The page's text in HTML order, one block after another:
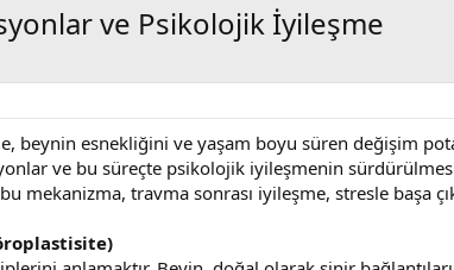
ve Psikolojik İyileşme
beynin esnekliğini ve yaşam boyu süren değişim
ve bu süreçte psikolojik iyileşmenin
mekanizma, travma sonrası iyileşme, stresle başa